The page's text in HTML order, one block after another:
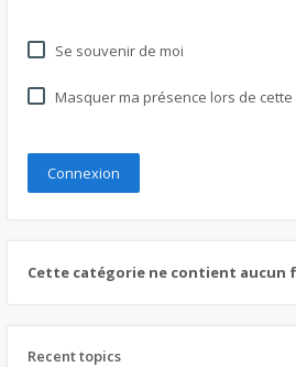
Se souvenir de moi
Masquer ma présence lors de
Cette catégorie ne contient aucun
Recent topics